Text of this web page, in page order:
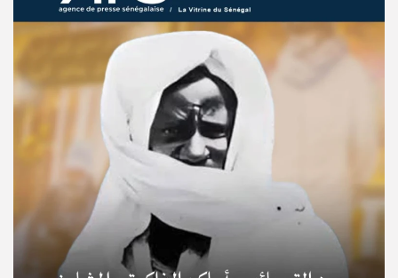
© Copyright 2025, APS